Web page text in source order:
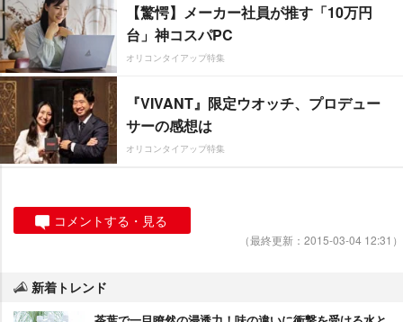
【驚愕】メーカー社員が推す「10万円
台」神コスパPC
オリコンタイアップ特集
『VIVANT』限定ウオッチ、プロデュー
サーの感想は
オリコンタイアップ特集
コメントする・見る
（最終更新：2015-03-04 12:31）
新着トレンド